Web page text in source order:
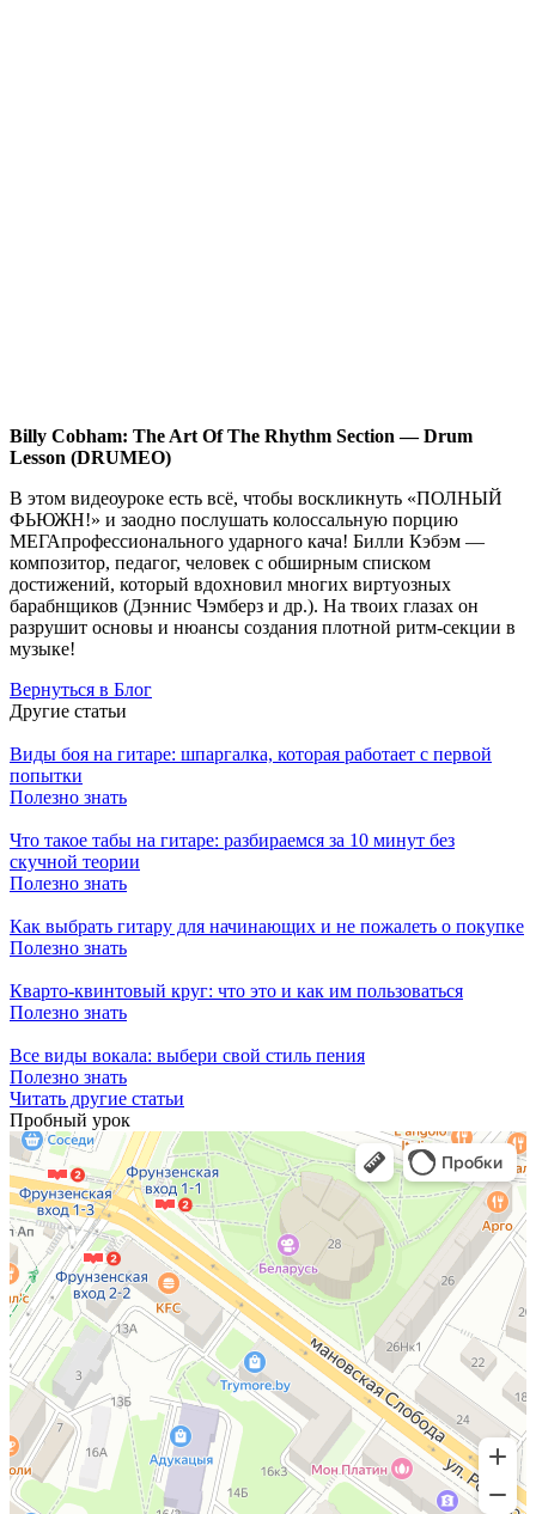
Billy Cobham: The Art Of The Rhythm Section — Drum
Lesson (DRUMEO)
В этом видеоуроке есть всё, чтобы воскликнуть «ПОЛНЫЙ
ФЬЮЖН!» и заодно послушать колоссальную порцию
МЕГАпрофессионального ударного кача! Билли Кэбэм —
композитор, педагог, человек с обширным списком
достижений, который вдохновил многих виртуозных
барабнщиков (Дэннис Чэмберз и др.). На твоих глазах он
разрушит основы и нюансы создания плотной ритм-секции в
музыке!
Вернуться в Блог
Другие статьи
Виды боя на гитаре: шпаргалка, которая работает с первой
попытки
Полезно знать
Что такое табы на гитаре: разбираемся за 10 минут без
скучной теории
Полезно знать
Как выбрать гитару для начинающих и не пожалеть о покупке
Полезно знать
Кварто-квинтовый круг: что это и как им пользоваться
Полезно знать
Все виды вокала: выбери свой стиль пения
Полезно знать
Читать другие статьи
Пробный урок